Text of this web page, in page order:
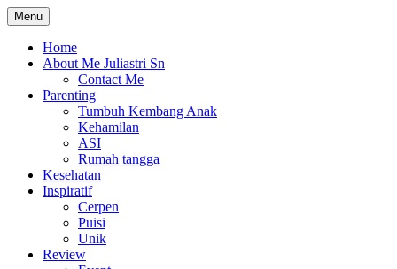
Skip
to
content
The Colorful Life By Juliastri Sn
Lifestyle Blog
Menu
Home
About Me Juliastri Sn
Contact Me
Parenting
Tumbuh Kembang Anak
Kehamilan
ASI
Rumah tangga
Kesehatan
Inspiratif
Cerpen
Puisi
Unik
Review